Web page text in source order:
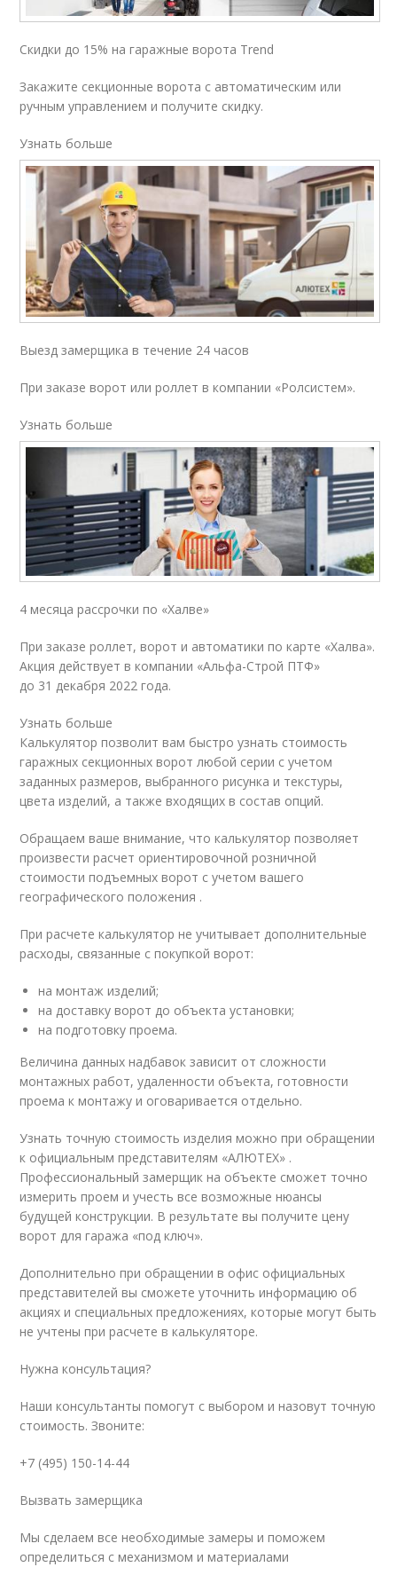
Скидки до 15% на гаражные ворота Trend
Закажите секционные ворота с автоматическим или
ручным управлением и получите скидку.
Узнать больше
Выезд замерщика в течение 24 часов
При заказе ворот или роллет в компании «Ролсистем».
Узнать больше
4 месяца рассрочки по «Халве»
При заказе роллет, ворот и автоматики по карте «Халва».
Акция действует в компании «Альфа-Строй ПТФ»
до 31 декабря 2022 года.
Узнать больше
Калькулятор позволит вам быстро узнать стоимость
гаражных секционных ворот любой серии с учетом
заданных размеров, выбранного рисунка и текстуры,
цвета изделий, а также входящих в состав опций.
Обращаем ваше внимание, что калькулятор позволяет
произвести расчет ориентировочной розничной
стоимости подъемных ворот с учетом вашего
географического положения .
При расчете калькулятор не учитывает дополнительные
расходы, связанные с покупкой ворот:
на монтаж изделий;
на доставку ворот до объекта установки;
на подготовку проема.
Величина данных надбавок зависит от сложности
монтажных работ, удаленности объекта, готовности
проема к монтажу и оговаривается отдельно.
Узнать точную стоимость изделия можно при обращении
к официальным представителям «АЛЮТЕХ» .
Профессиональный замерщик на объекте сможет точно
измерить проем и учесть все возможные нюансы
будущей конструкции. В результате вы получите цену
ворот для гаража «под ключ».
Дополнительно при обращении в офис официальных
представителей вы сможете уточнить информацию об
акциях и специальных предложениях, которые могут быть
не учтены при расчете в калькуляторе.
Нужна консультация?
Наши консультанты помогут с выбором и назовут точную
стоимость. Звоните:
+7 (495) 150-14-44
Вызвать замерщика
Мы сделаем все необходимые замеры и поможем
определиться с механизмом и материалами